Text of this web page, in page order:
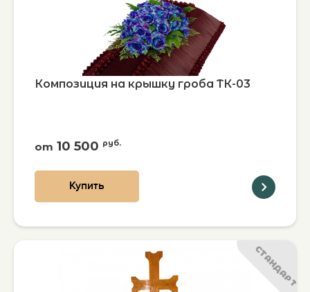
Композиция на крышку гроба ТК-03
от 10 500 руб.
Купить
СТАНДАРТ